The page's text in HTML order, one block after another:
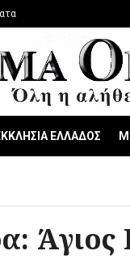
ΕΛΛΑΔΟΣ
Άγιος